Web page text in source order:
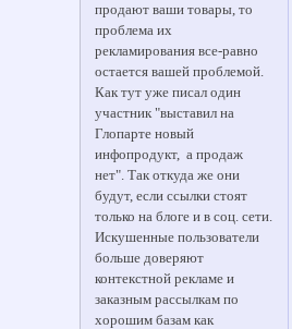
продают ваши товары, то
проблема их
рекламирования все-равно
остается вашей проблемой.
Как тут уже писал один
участник "выставил на
Глопарте новый
инфопродукт, а продаж
нет". Так откуда же они
будут, если ссылки стоят
только на блоге и в соц. сети.
Искушенные пользователи
больше доверяют
контекстной рекламе и
заказным рассылкам по
хорошим базам как